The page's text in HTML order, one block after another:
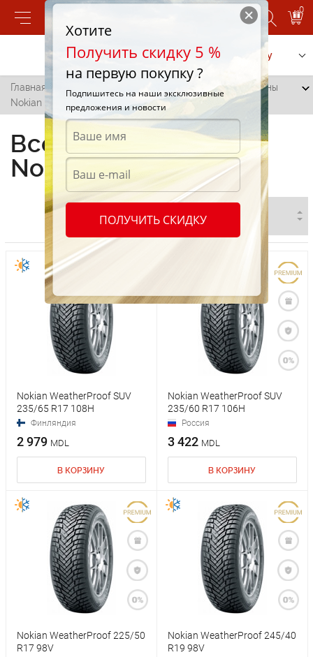
0
Позвонить Заказать услугу
Главная /
Всесезонные шины
Nokian в Фалештах
Всесезонные шины
Nokian в Фалештах
Nokian WeatherProof SUV
235/65 R17 108H
Финляндия
2 979 MDL
В КОРЗИНУ
Nokian WeatherProof SUV
235/60 R17 106H
Россия
3 422 MDL
В КОРЗИНУ
Nokian WeatherProof 225/50
R17 98V
Nokian WeatherProof 245/40
R19 98V
Хотите
Получить скидку 5 %
на первую покупку ?
Подпишитесь на наши эксклюзивные
предложения и новости
ПОЛУЧИТЬ СКИДКУ